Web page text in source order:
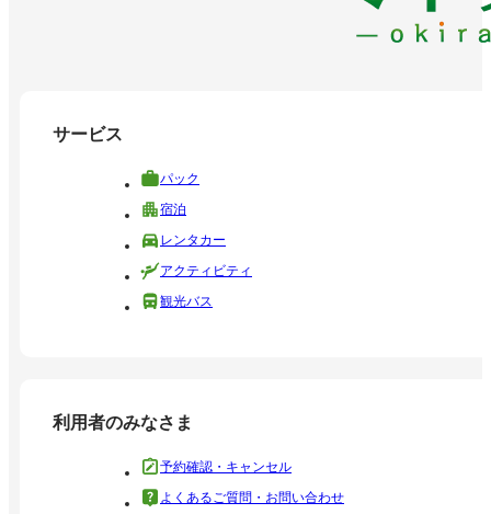
サービス
パック
宿泊
レンタカー
アクティビティ
観光バス
利用者のみなさま
予約確認・キャンセル
よくあるご質問・お問い合わせ